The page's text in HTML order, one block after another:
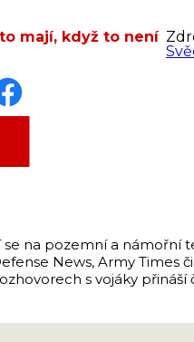
mají, když to není
na pozemní a námořní
News, Army Times
s vojáky